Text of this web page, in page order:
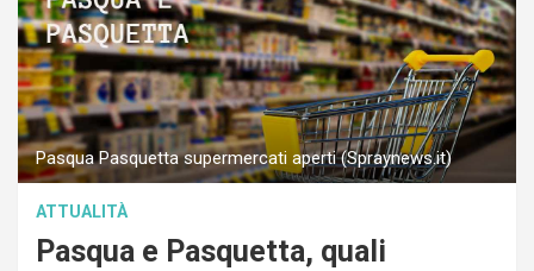
Pasqua Pasquetta supermercati aperti (Spraynews.it)
ATTUALITÀ
Pasqua e Pasquetta, quali